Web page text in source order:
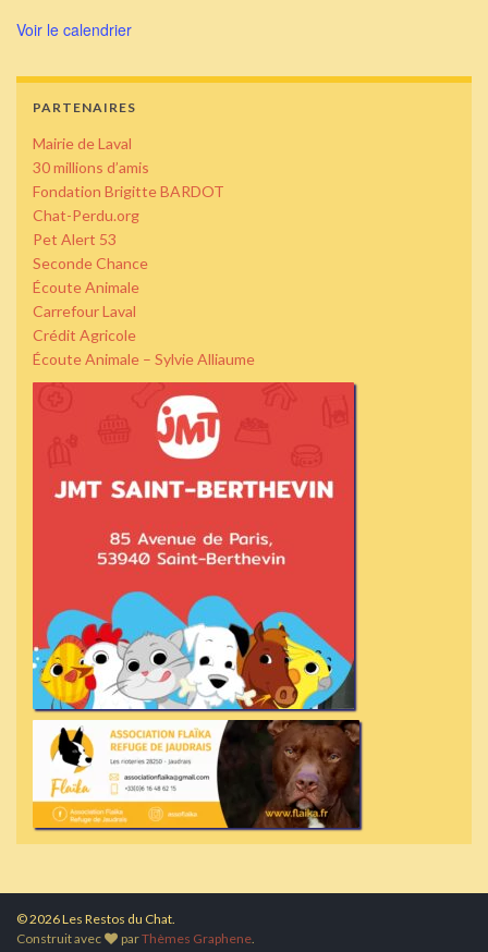
Voir le calendrier
PARTENAIRES
Mairie de Laval
30 millions d’amis
Fondation Brigitte BARDOT
Chat-Perdu.org
Pet Alert 53
Seconde Chance
Écoute Animale
Carrefour Laval
Crédit Agricole
Écoute Animale – Sylvie Alliaume
© 2026 Les Restos du Chat.
Construit avec
parThèmes Graphene